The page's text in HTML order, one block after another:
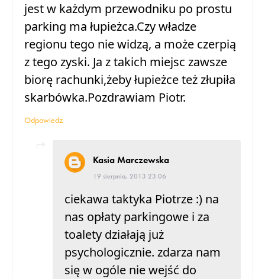
jest w każdym przewodniku po prostu
parking ma łupieżca.Czy władze
regionu tego nie widzą, a może czerpią
z tego zyski. Ja z takich miejsc zawsze
biorę rachunki,żeby łupieżce też złupiła
skarbówka.Pozdrawiam Piotr.
Odpowiedz
Kasia Marczewska
19 sierpnia, 2013 23:06
ciekawa taktyka Piotrze :) na
nas opłaty parkingowe i za
toalety działają już
psychologicznie. zdarza nam
się w ogóle nie wejść do